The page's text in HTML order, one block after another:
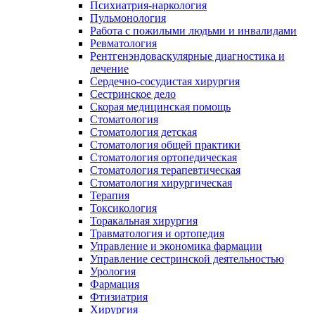
Психиатрия-наркология
Пульмонология
Работа с пожилыми людьми и инвалидами
Ревматология
Рентгенэндоваскулярные диагностика и
лечение
Сердечно-сосудистая хирургия
Сестринское дело
Скорая медицинская помощь
Стоматология
Стоматология детская
Стоматология общей практики
Стоматология ортопедическая
Стоматология терапевтическая
Стоматология хирургическая
Терапия
Токсикология
Торакальная хирургия
Травматология и ортопедия
Управление и экономика фармации
Управление сестринской деятельностью
Урология
Фармация
Фтизиатрия
Хирургия